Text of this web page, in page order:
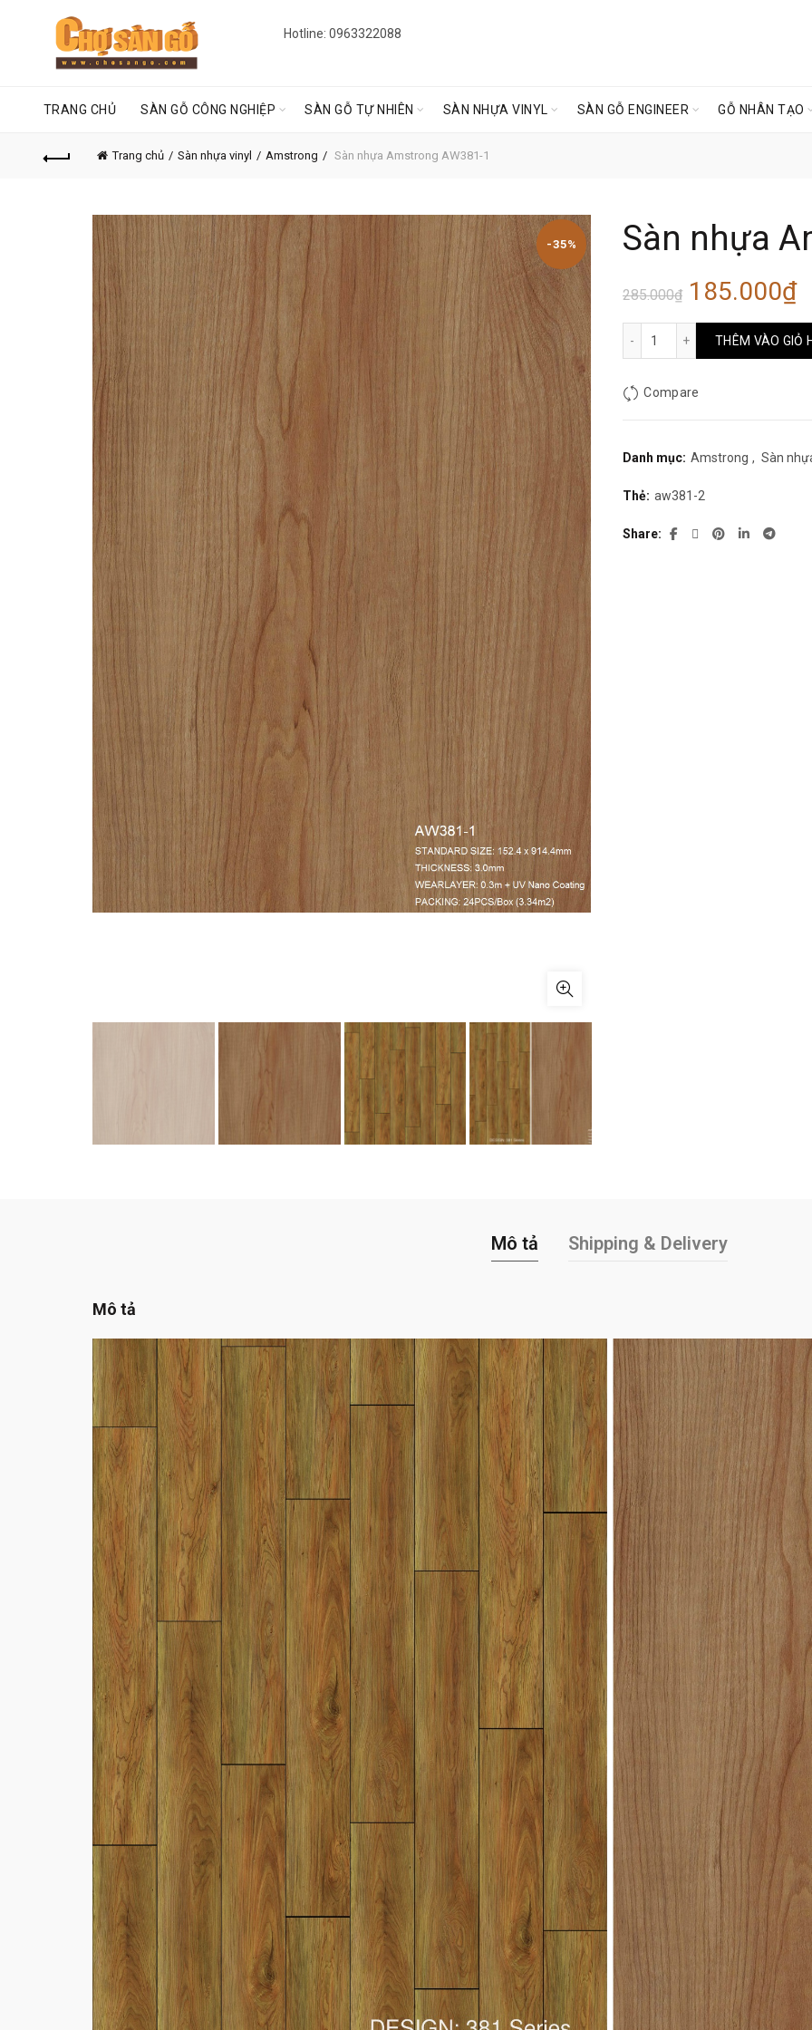
Hotline: 0963322088
TRANG CHỦ SÀN GỖ CÔNG NGHIỆP SÀN GỖ TỰ NHIÊN SÀN NHỰA VINYL SÀN GỖ ENGINEER GỖ NHÂN TẠO
Trang chủ Sàn nhựa vinyl Amstrong Sàn nhựa Amstrong AW381-1
-35% Sàn nhựa
285.000₫ Giá
gốc
185.000₫
Sàn nhựa Amstrong
THÊM VÀO GIỎ
Compare
Danh mục: Amstrong , Sàn
Thẻ: aw381-2
Share
Mô tả Shipping & Delivery
Mô tả